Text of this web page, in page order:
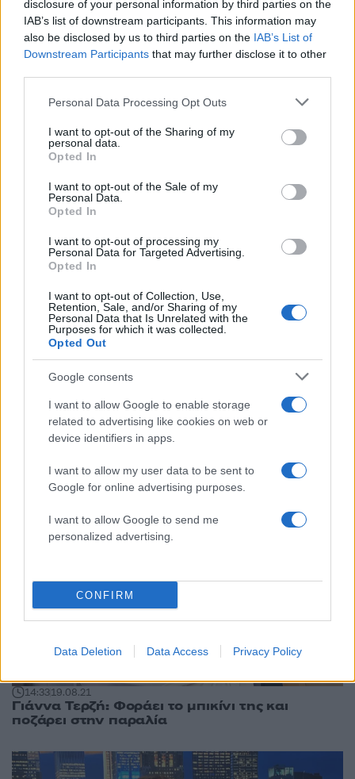
disclosure of your personal information by third parties on the
IAB’s list of downstream participants. This information may
also be disclosed by us to third parties on the IAB’s List of
Downstream Participants that may further disclose it to other
Please note that this website/app uses one or more Google
not limited to your visit or usage behaviour. You may click to
grant or deny consent to Google and its third-party tags to
use your data for below specified purposes in below Google
consent section.
Personal Data Processing Opt Outs
I want to opt-out of the Sharing of my
personal data.
Opted In
I want to opt-out of the Sale of my
Personal Data.
Opted In
I want to opt-out of processing my
Personal Data for Targeted Advertising.
Opted In
I want to opt-out of Collection, Use,
Retention, Sale, and/or Sharing of my
Personal Data that Is Unrelated with the
Purposes for which it was collected.
Opted Out
Google consents
I want to allow Google to enable storage
related to advertising like cookies on web or
device identifiers in apps.
I want to allow my user data to be sent to
Google for online advertising purposes.
I want to allow Google to send me
personalized advertising.
CONFIRM
Data Deletion Data Access Privacy Policy
Γιάννα Τερζή: «Ο πατέρας μου δεν έχει δει
ολόκληρο το βίντεο κλιπ μας, τον πιάνουν τα
κλάματα»
14:3319.08.21
Γιάννα Τερζή: Φοράει το μπικίνι της και
ποζάρει στην παραλία